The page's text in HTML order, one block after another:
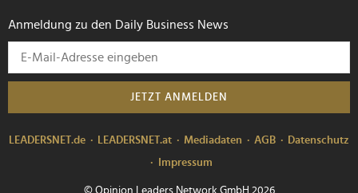
Anmeldung zu den Daily Business News
JETZT ANMELDEN
LEADERSNET.de LEADERSNET.at Mediadaten AGB
Datenschutz
Impressum